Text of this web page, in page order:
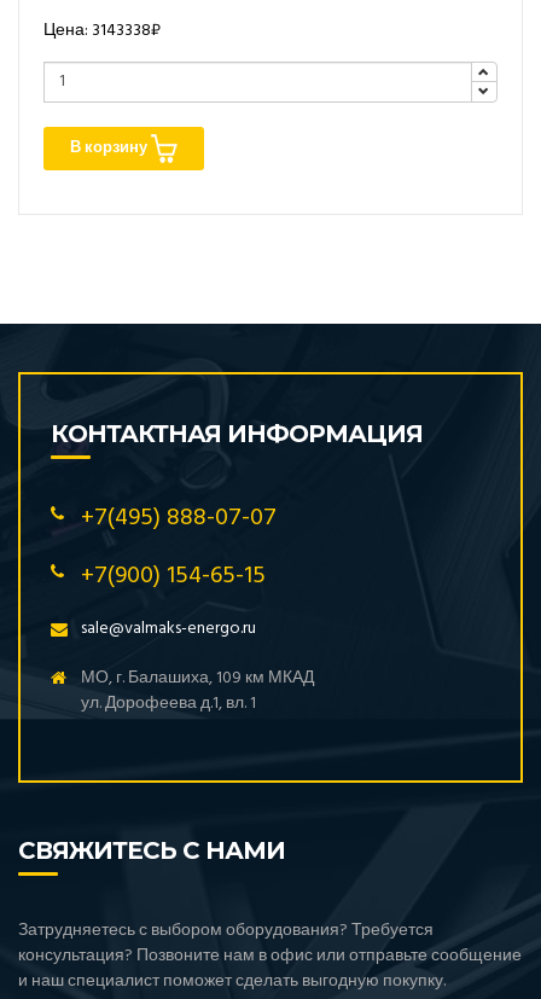
Цена: 3143338₽
В корзину
КОНТАКТНАЯ ИНФОРМАЦИЯ
+7(495) 888-07-07
+7(900) 154-65-15
sale@valmaks-energo.ru
МО, г. Балашиха, 109 км МКАД
ул. Дорофеева д.1, вл. 1
СВЯЖИТЕСЬ С НАМИ
Затрудняетесь с выбором оборудования? Требуется
консультация? Позвоните нам в офис или отправьте сообщение
и наш специалист поможет сделать выгодную покупку.